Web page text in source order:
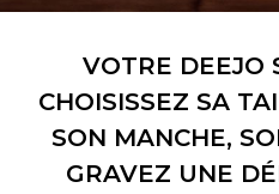
VOTRE DEEJO
CHOISISSEZ SA
SON MANCHE,
GRAVEZ UNE